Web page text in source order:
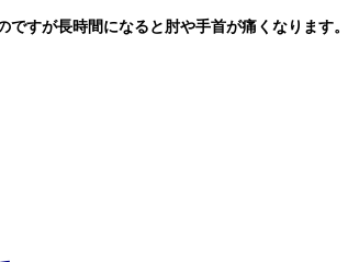
すが長時間になると肘や手首が痛くなります。